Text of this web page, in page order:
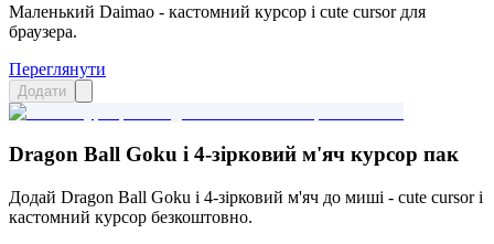
Маленький Daimao - кастомний курсор і cute cursor для
браузера.
Переглянути
Додати
Dragon Ball Goku і 4-зірковий м'яч курсор пак
Додай Dragon Ball Goku і 4-зірковий м'яч до миші - cute cursor і
кастомний курсор безкоштовно.